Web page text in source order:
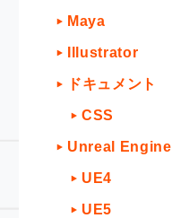
Maya
Illustrator
ドキュメント
CSS
Unreal Engine
UE4
UE5